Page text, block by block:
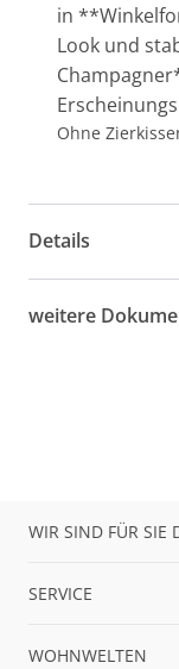
in
Look und
Ohne
Details
weitere
WIR SIND FÜR SIE
SERVICE
WOHNWELTEN